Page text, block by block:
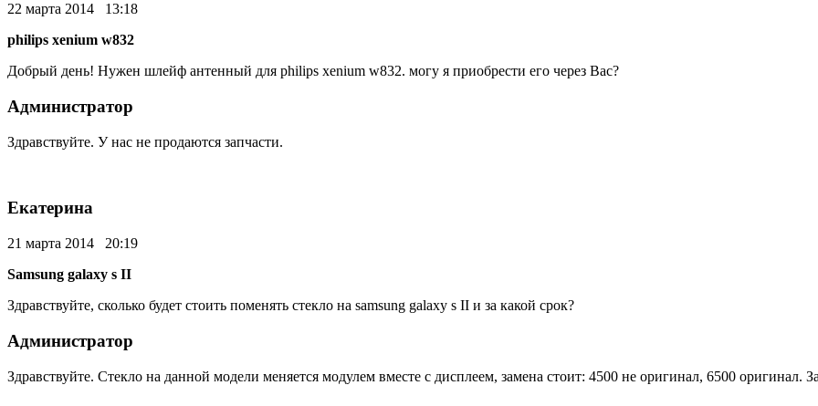
22 марта 2014 13:18
philips xenium w832
Добрый день! Нужен шлейф антенный для philips xenium w832. могу я приобрести его через Вас?
Администратор
Здравствуйте. У нас не продаются запчасти.
Екатерина
21 марта 2014 20:19
Samsung galaxy s II
Здравствуйте, сколько будет стоить поменять стекло на samsung galaxy s II и за какой срок?
Администратор
Здравствуйте. Стекло на данной модели меняется модулем вместе с дисплеем, замена стоит: 4500 не оригинал, 6500 оригинал.